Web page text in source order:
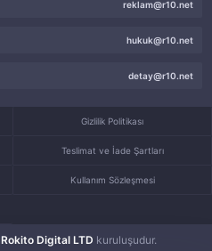
reklam@r10.net
hukuk@r10.net
detay@r10.net
Rokito Digital LTD kuruluşudur.
Gizlilik Politikası
Teslimat ve İade Şartları
Kullanım Sözleşmesi